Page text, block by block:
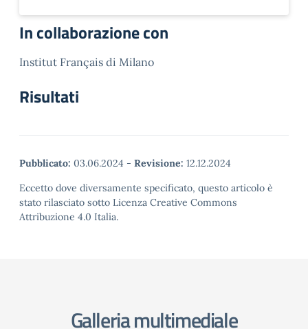
In collaborazione con
Institut Français di Milano
Risultati
Pubblicato: 03.06.2024 - Revisione: 12.12.2024
Eccetto dove diversamente specificato, questo articolo è
stato rilasciato sotto Licenza Creative Commons
Attribuzione 4.0 Italia.
Galleria multimediale